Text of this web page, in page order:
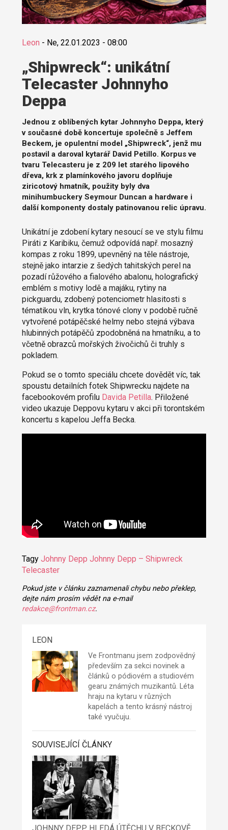
Leon - Ne, 22.01.2023 - 08:00
„Shipwreck“: unikátní
Telecaster Johnnyho
Deppa
Jednou z oblíbených kytar Johnnyho Deppa, který
v současné době koncertuje společně s Jeffem
Beckem, je opulentní model „Shipwreck“, jenž mu
postavil a daroval kytarář David Petillo. Korpus ve
tvaru Telecasteru je z 209 let starého lipového
dřeva, krk z plamínkového javoru doplňuje
ziricotový hmatník, použity byly dva
minihumbuckery Seymour Duncan a hardware i
další komponenty dostaly patinovanou relic úpravu.
Unikátní je zdobení kytary nesoucí se ve stylu filmu
Piráti z Karibiku, čemuž odpovídá např. mosazný
kompas z roku 1899, upevněný na těle nástroje,
stejně jako intarzie z šedých tahitských perel na
pozadí růžového a fialového abalonu, holografický
emblém s motivy lodě a majáku, rytiny na
pickguardu, zdobený potenciometr hlasitosti s
tématikou vln, krytka tónové clony v podobě ručně
vytvořené potápěčské helmy nebo stejná výbava
hlubinných potápěčů zpodobněná na hmatníku, a to
včetně obrazců mořských živočichů či truhly s
pokladem.
Pokud se o tomto speciálu chcete dovědět víc, tak
spoustu detailních fotek Shipwrecku najdete na
facebookovém profilu Davida Petilla. Přiložené
video ukazuje Deppovu kytaru v akci při torontském
koncertu s kapelou Jeffa Becka.
Tagy Johnny Depp Johnny Depp – Shipwreck
Telecaster
Pokud jste v článku zaznamenali chybu nebo překlep,
dejte nám prosím vědět na e-mail
redakce@frontman.cz.
LEON
Ve Frontmanu jsem zodpovědný
především za sekci novinek a
článků o pódiovém a studiovém
gearu známých muzikantů. Léta
hraju na kytaru v různých
kapelách a tento krásný nástroj
také vyučuju.
SOUVISEJÍCÍ ČLÁNKY